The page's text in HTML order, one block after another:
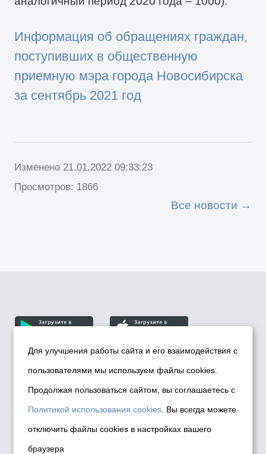
Информация об обращениях граждан,
поступивших в общественную
приемную мэра города Новосибирска
за сентябрь 2021 год
Изменено 21.01.2022 09:33:23
Просмотров: 1866
Все новости
© Департамент информационной политики мэрии
города Новосибирска, 2026
Политика использования Cookies
Политика по обработке персональных
данных в информационных системах
мэрии города Новосибирска
Для улучшения работы сайта и его взаимодействия с
пользователями мы используем файлы cookies.
Продолжая пользоваться сайтом, вы соглашаетесь с
Политикой использования cookies . Вы всегда можете
отключить файлы cookies в настройках вашего
браузера